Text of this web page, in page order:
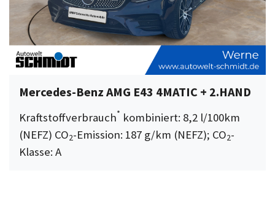
Mercedes-Benz AMG E43 4MATIC + 2.HAND
Kraftstoffverbrauch* kombiniert: 8,2 l/100km
(NEFZ) CO2-Emission: 187 g/km (NEFZ); CO2-
Klasse: A